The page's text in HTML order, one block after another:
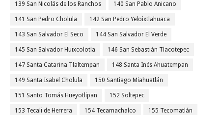
139 San Nicolás de los Ranchos 140 San Pablo Anicano
141 San Pedro Cholula 142 San Pedro Yeloixtlahuaca
143 San Salvador El Seco 144 San Salvador El Verde
145 San Salvador Huixcolotla 146 San Sebastián Tlacotepec
147 Santa Catarina Tlaltempan 148 Santa Inés Ahuatempan
149 Santa Isabel Cholula 150 Santiago Miahuatlán
151 Santo Tomás Hueyotlipan 152 Soltepec
153 Tecali de Herrera 154 Tecamachalco 155 Tecomatlán